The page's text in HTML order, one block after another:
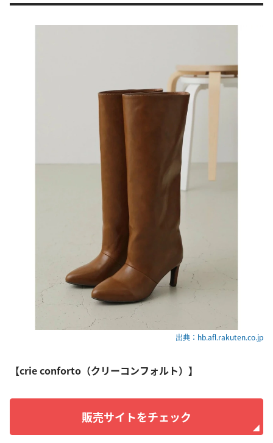
出典：hb.afl.rakuten.co.jp
【crie conforto（クリーコンフォルト）】
販売サイトをチェック